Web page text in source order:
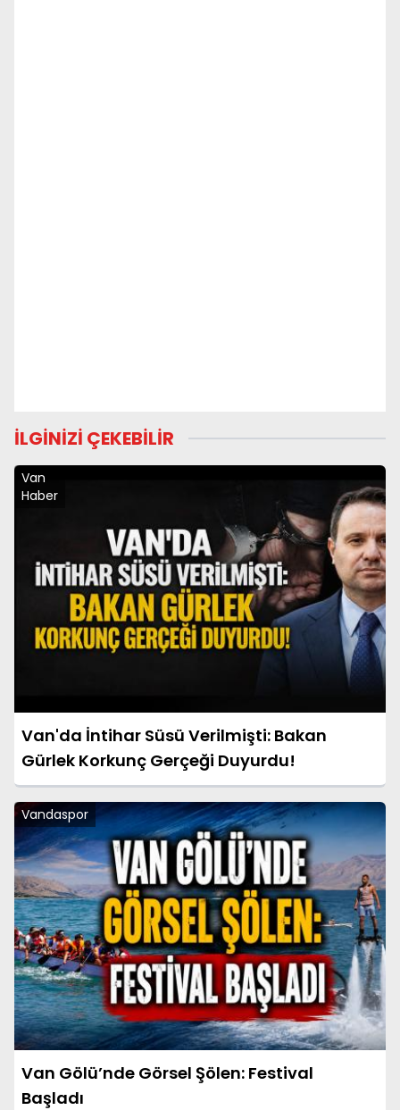
İLGİNİZİ ÇEKEBİLİR
Van
Haber
Van'da İntihar Süsü Verilmişti: Bakan
Gürlek Korkunç Gerçeği Duyurdu!
Vandaspor
Van Gölü’nde Görsel Şölen: Festival
Başladı